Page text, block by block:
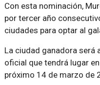
Con esta nominación,
por tercer año
ciudades para optar al
La ciudad ganadora será
oficial que tendrá lugar
próximo 14 de marzo de